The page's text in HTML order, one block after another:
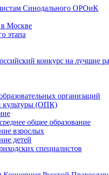
Синодального ОРОиК
Москве
этапа
конкурс на лучшие
организаций
культуры (ОПК)
общее образование
взрослых
детей
специалистов